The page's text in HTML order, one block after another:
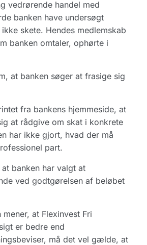
vedrørende handel med
banken have undersøgt
skete. Hendes medlemskab
banken omtaler, ophørte i
at banken søger at frasige sig
fra bankens hjemmeside, at
at rådgive om skat i konkrete
har ikke gjort, hvad der må
part.
banken har valgt at
ved godtgørelsen af beløbet
mener, at Flexinvest Fri
er bedre end
må det vel gælde, at